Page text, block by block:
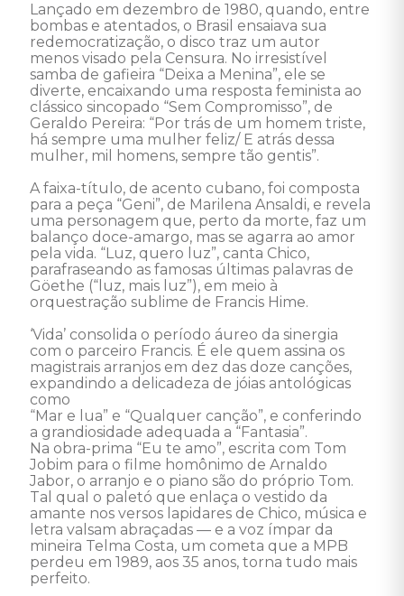
Lançado em dezembro de 1980, quando, entre
bombas e atentados, o Brasil ensaiava sua
redemocratização, o disco traz um autor
menos visado pela Censura. No irresistível
samba de gafieira “Deixa a Menina”, ele se
diverte, encaixando uma resposta feminista ao
clássico sincopado “Sem Compromisso”, de
Geraldo Pereira: “Por trás de um homem triste,
há sempre uma mulher feliz/ E atrás dessa
mulher, mil homens, sempre tão gentis”.
A faixa-título, de acento cubano, foi composta
para a peça “Geni”, de Marilena Ansaldi, e revela
uma personagem que, perto da morte, faz um
balanço doce-amargo, mas se agarra ao amor
pela vida. “Luz, quero luz”, canta Chico,
parafraseando as famosas últimas palavras de
Göethe (“luz, mais luz”), em meio à
orquestração sublime de Francis Hime.
‘Vida’ consolida o período áureo da sinergia
com o parceiro Francis. É ele quem assina os
magistrais arranjos em dez das doze canções,
expandindo a delicadeza de jóias antológicas
como
“Mar e lua” e “Qualquer canção”, e conferindo
a grandiosidade adequada a “Fantasia”.
Na obra-prima “Eu te amo”, escrita com Tom
Jobim para o filme homônimo de Arnaldo
Jabor, o arranjo e o piano são do próprio Tom.
Tal qual o paletó que enlaça o vestido da
amante nos versos lapidares de Chico, música e
letra valsam abraçadas — e a voz ímpar da
mineira Telma Costa, um cometa que a MPB
perdeu em 1989, aos 35 anos, torna tudo mais
perfeito.